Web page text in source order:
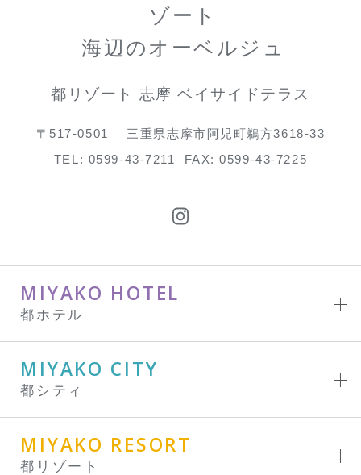
ゾート
海辺のオーベルジュ
都リゾート 志摩 ベイサイドテラス
〒517-0501
三重県志摩市阿児町鵜方3618-33
TEL: 0599-43-7211 FAX: 0599-43-7225
MIYAKO HOTEL
都ホテル
MIYAKO CITY
都シティ
MIYAKO RESORT
都リゾート